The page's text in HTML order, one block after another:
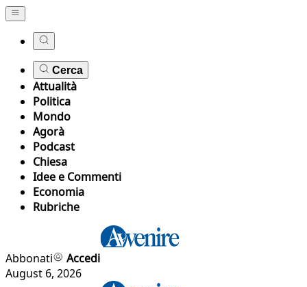
Cerca
Attualità
Politica
Mondo
Agorà
Podcast
Chiesa
Idee e Commenti
Economia
Rubriche
Abbonati
Accedi
August 6, 2026